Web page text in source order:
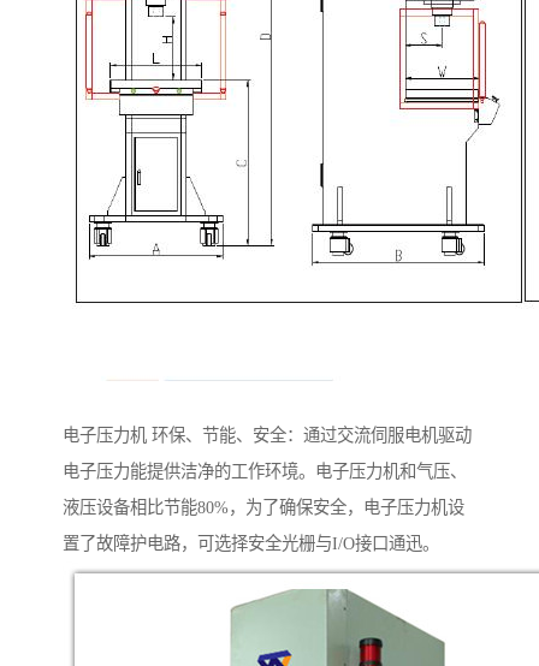
电子压力机 环保、节能、安全：通过交流伺服电机驱动
电子压力能提供洁净的工作环境。电子压力机和气压、
液压设备相比节能80%，为了确保安全，电子压力机设
置了故障护电路，可选择安全光栅与I/O接口通迅。